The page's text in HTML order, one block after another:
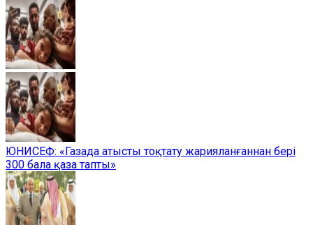
ЮНИСЕФ: «Газада атысты тоқтату жарияланғаннан бері
300 бала қаза тапты»